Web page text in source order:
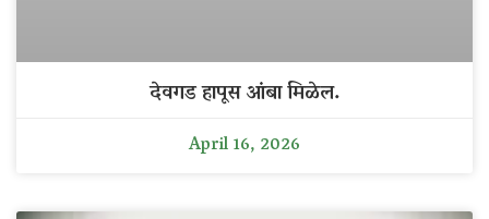
देवगड हापूस आंबा मिळेल.
April 16, 2026